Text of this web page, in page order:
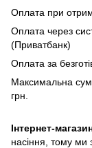
Оплата при
Оплата через
(Приватбанк)
Оплата за
Максимальна
грн.
Інтернет-
насіння, тому ми